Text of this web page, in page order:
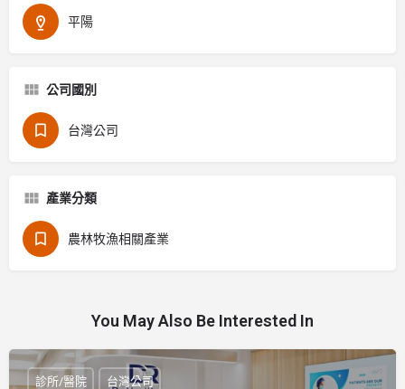
平陽
公司國別
台灣公司
產業分類
農林牧漁相關產業
You May Also Be Interested In
診所/醫院 台灣公司